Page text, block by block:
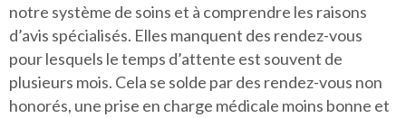
notre système de soins et à comprendre les raisons
d’avis spécialisés. Elles manquent des rendez-vous
pour lesquels le temps d’attente est souvent de
plusieurs mois. Cela se solde par des rendez-vous non
honorés, une prise en charge médicale moins bonne et